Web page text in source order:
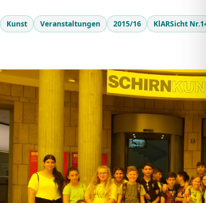
a
i Kunst Veranstaltungen 2015/16 KlARSicht